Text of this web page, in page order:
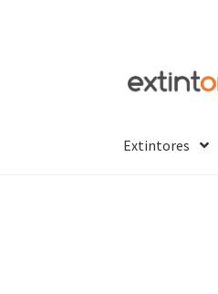
la
contenido
Extintores